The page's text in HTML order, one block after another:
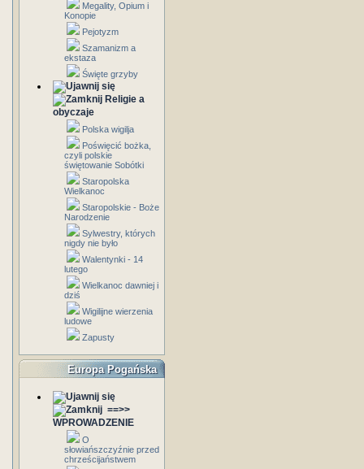
Megality, Opium i
Konopie
Pejotyzm
Szamanizm a
ekstaza
Święte grzyby
Religie a
obyczaje
Polska wigilja
Poświęcić bożka,
czyli polskie
świętowanie Sobótki
Staropolska
Wielkanoc
Staropolskie - Boże
Narodzenie
Sylwestry, których
nigdy nie było
Walentynki - 14
lutego
Wielkanoc dawniej i
dziś
Wigilijne wierzenia
ludowe
Zapusty
Europa Pogańska
==>>
WPROWADZENIE
O
słowiańszczyźnie przed
chrześcijaństwem